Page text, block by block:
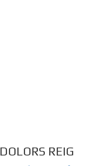
DOLORS REIG